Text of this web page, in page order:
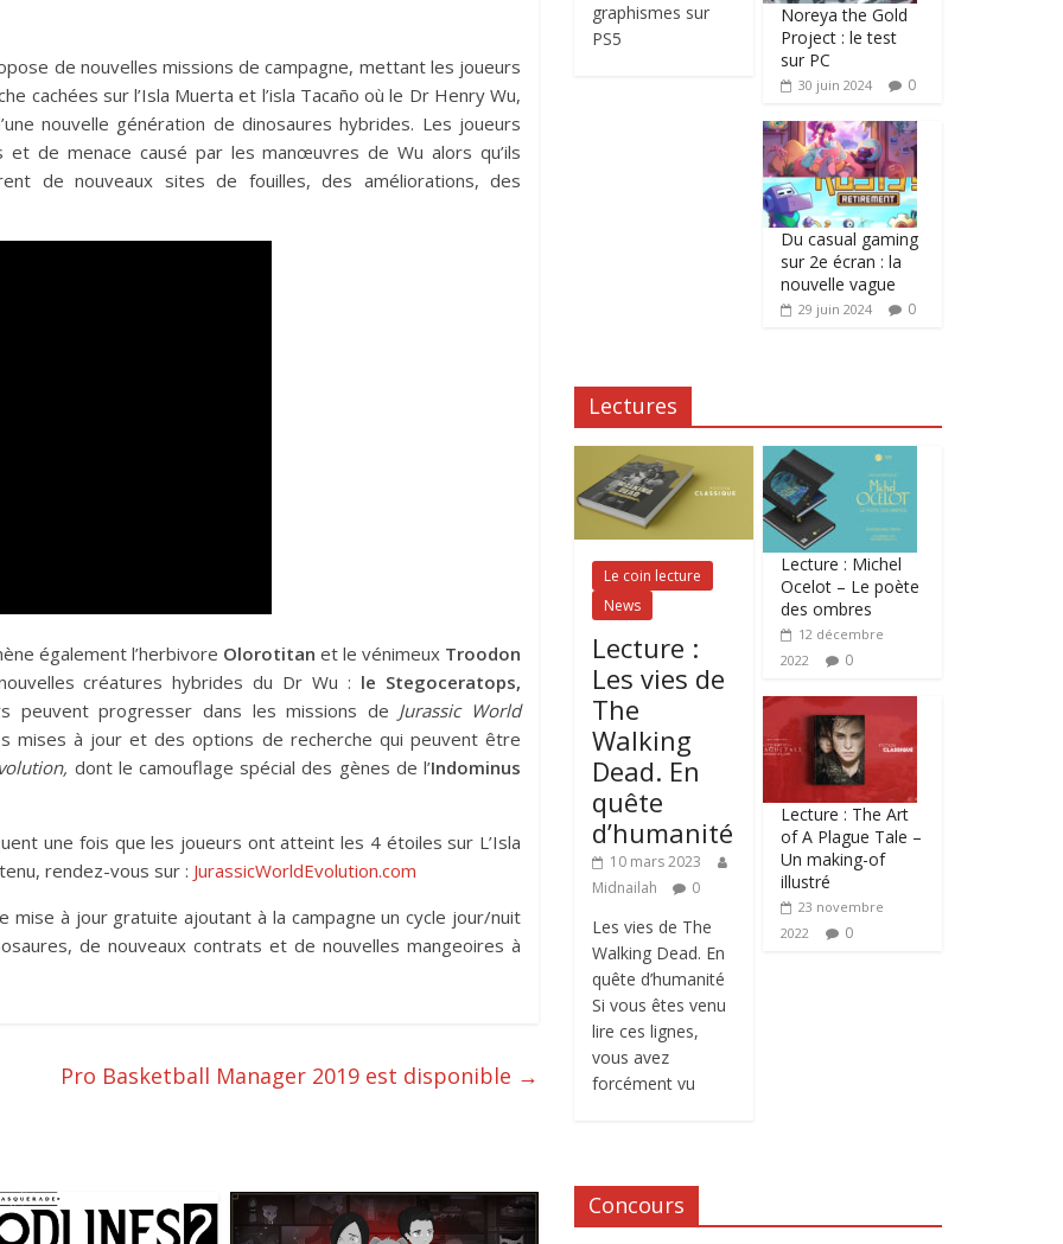
de nouvelles missions de campagne, mettant les joueurs
cachées sur l’Isla Muerta et l’isla Tacaño où le Dr Henry Wu,
nouvelle génération de dinosaures hybrides. Les joueurs
de menace causé par les manœuvres de Wu alors qu’ils
de nouveaux sites de fouilles, des améliorations, des
également l’herbivore Olorotitan et le vénimeux Troodon
créatures hybrides du Dr Wu : le Stegoceratops,
peuvent progresser dans les missions de Jurassic World
mises à jour et des options de recherche qui peuvent être
dont le camouflage spécial des gènes de l’Indominus
une fois que les joueurs ont atteint les 4 étoiles sur L’Isla
rendez-vous sur : JurassicWorldEvolution.com
mise à jour gratuite ajoutant à la campagne un cycle jour/nuit
de nouveaux contrats et de nouvelles mangeoires à
Pro Basketball Manager 2019 est disponible →
graphismes sur
PS5
Noreya the Gold
Project : le test
sur PC
30 juin 2024 0
Du casual gaming
sur 2e écran : la
nouvelle vague
29 juin 2024 0
Lectures
Le coin lecture
News
Lecture :
Les vies de
The
Walking
Dead. En
quête
d’humanité
10 mars 2023
Midnailah
0
Les vies de The
Walking Dead. En
quête d’humanité
Si vous êtes venu
lire ces lignes,
vous avez
forcément vu
Lecture : Michel
Ocelot – Le poète
des ombres
12 décembre
2022
0
Lecture : The Art
of A Plague Tale –
Un making-of
illustré
23 novembre
2022
0
Concours